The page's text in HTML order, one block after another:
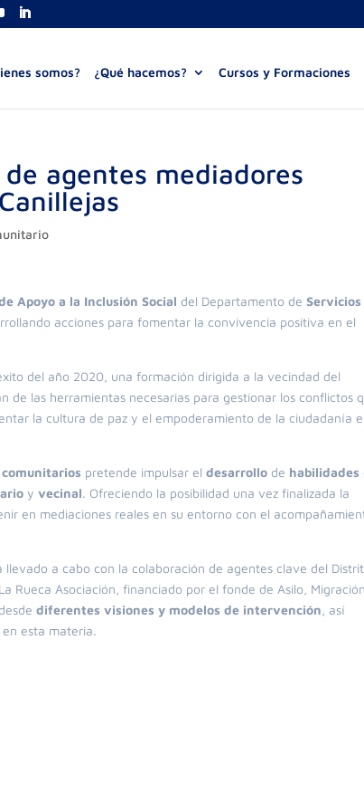
somos? ¿Qué hacemos? Cursos y Formaciones
agentes mediadores
Apoyo a la Inclusión Social del Departamento deServicios
acciones para fomentar la convivencia positiva en el
del año 2020, una formación dirigida a la vecindad del
de las herramientas necesarias para gestionar los conflictos
la cultura de paz y el empoderamiento de la ciudadanía
pretende impulsar eldesarrollo de habilidades
yvecinal. Ofreciendo la posibilidad una vez finalizada la
en mediaciones reales en su entorno con el
a cabo con la colaboración de agentes clave del
Rueca Asociación, financiado por el fonde de Asilo,
diferentes visiones y modelos de intervención , así
en esta materia.